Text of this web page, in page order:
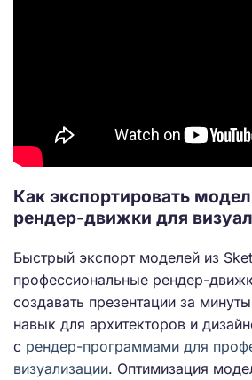
Как экспортировать
рендер-движки для
Быстрый экспорт моделей из
профессиональные рендер-
создавать презентации за
навык для архитекторов и
с рендер-программами для
визуализации. Оптимизация